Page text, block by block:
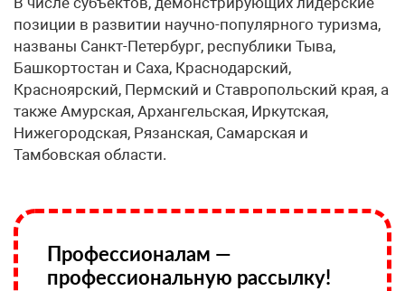
позиции в развитии научно-популярного туризма,
названы Санкт-Петербург, республики Тыва,
Башкортостан и Саха, Краснодарский,
Красноярский, Пермский и Ставропольский края, а
также Амурская, Архангельская, Иркутская,
Нижегородская, Рязанская, Самарская и
Тамбовская области.
Профессионалам —
профессиональную рассылку!